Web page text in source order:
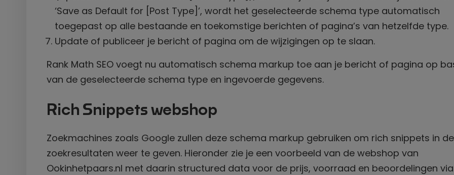
‘Save as Default for [Post Type]’, wordt het geselecteerde schema type automatisch
toegepast op alle bestaande en toekomstige berichten of pagina’s van hetzelfde type.
Update of publiceer je bericht of pagina om de wijzigingen op te slaan.
Rank Math SEO voegt nu automatisch schema markup toe aan je bericht of pagina op
van de geselecteerde schema type en ingevoerde gegevens.
Rich Snippets webshop
Zoekmachines zoals Google zullen deze schema markup gebruiken om rich snippets in de
zoekresultaten weer te geven. Hieronder zie je een voorbeeld van de webshop van
Ookinhetpaars.nl met daarin structured data voor de prijs, voorraad en beoordelingen via